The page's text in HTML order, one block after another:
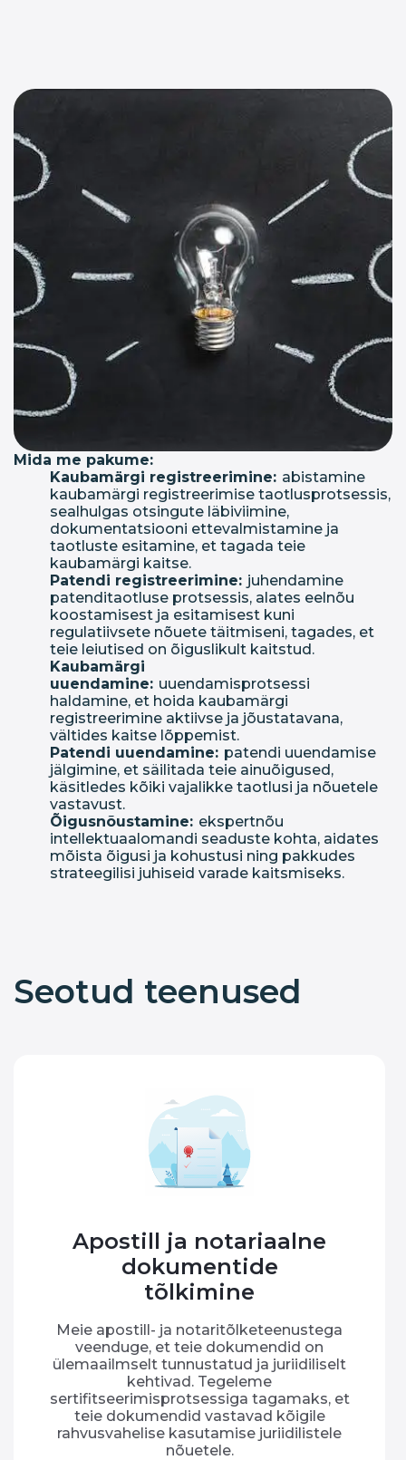
Mida me pakume:
Kaubamärgi registreerimine: abistamine
kaubamärgi registreerimise taotlusprotsessis,
sealhulgas otsingute läbiviimine,
dokumentatsiooni ettevalmistamine ja
taotluste esitamine, et tagada teie
kaubamärgi kaitse.
Patendi registreerimine: juhendamine
patenditaotluse protsessis, alates eelnõu
koostamisest ja esitamisest kuni
regulatiivsete nõuete täitmiseni, tagades, et
teie leiutised on õiguslikult kaitstud.
Kaubamärgi
uuendamine: uuendamisprotsessi
haldamine, et hoida kaubamärgi
registreerimine aktiivse ja jõustatavana,
vältides kaitse lõppemist.
Patendi uuendamine: patendi uuendamise
jälgimine, et säilitada teie ainuõigused,
käsitledes kõiki vajalikke taotlusi ja nõuetele
vastavust.
Õigusnõustamine: ekspertnõu
intellektuaalomandi seaduste kohta, aidates
mõista õigusi ja kohustusi ning pakkudes
strateegilisi juhiseid varade kaitsmiseks.
Seotud teenused
Apostill ja notariaalne
dokumentide
tõlkimine
Meie apostill- ja notaritõlketeenustega
veenduge, et teie dokumendid on
ülemaailmselt tunnustatud ja juriidiliselt
kehtivad. Tegeleme
sertifitseerimisprotsessiga tagamaks, et
teie dokumendid vastavad kõigile
rahvusvahelise kasutamise juriidilistele
nõuetele.